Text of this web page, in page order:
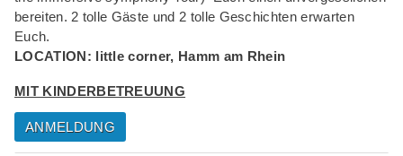
bereiten. 2 tolle Gäste und 2 tolle Geschichten erwarten
Euch.
LOCATION: little corner, Hamm am Rhein
MIT KINDERBETREUUNG
ANMELDUNG